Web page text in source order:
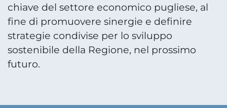
chiave del settore economico pugliese, al
fine di promuovere sinergie e definire
strategie condivise per lo sviluppo
sostenibile della Regione, nel prossimo
futuro.